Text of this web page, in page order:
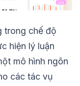
trong chế độ
hiện lý luận
mô hình ngôn
các tác vụ